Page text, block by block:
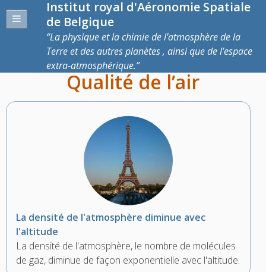
Institut royal d'Aéronomie Spatiale
de Belgique
La physique et la chimie de l’atmosphère de la
Terre et des autres planètes , ainsi que de l’espace
extra-atmosphérique.
Qualité de l’air
La densité de l'atmosphère diminue avec
l'altitude
La densité de l'atmosphère, le nombre de molécules
de gaz, diminue de façon exponentielle avec l'altitude.